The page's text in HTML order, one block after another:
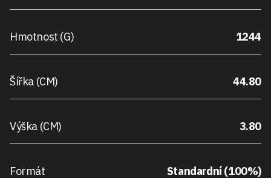
Hmotnost (G) 1244
Šířka (CM) 44.80
Výška (CM) 3.80
Formát Standardní (100%)